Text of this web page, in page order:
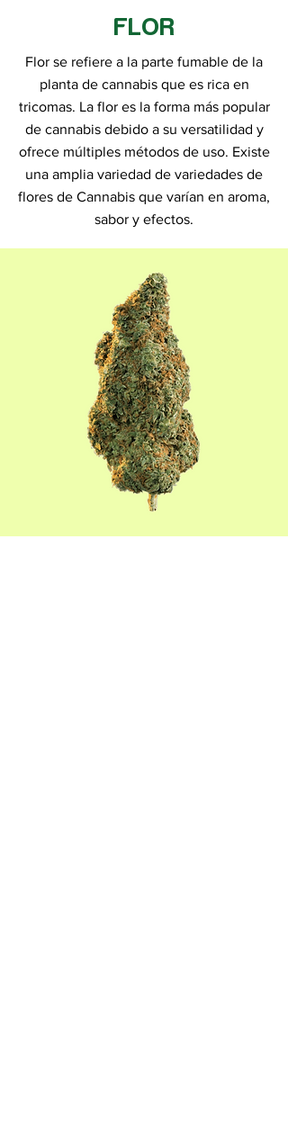
FLOR
Flor se refiere a la parte fumable de la
planta de cannabis que es rica en
tricomas. La flor es la forma más popular
de cannabis debido a su versatilidad y
ofrece múltiples métodos de uso. Existe
una amplia variedad de variedades de
flores de Cannabis que varían en aroma,
sabor y efectos.